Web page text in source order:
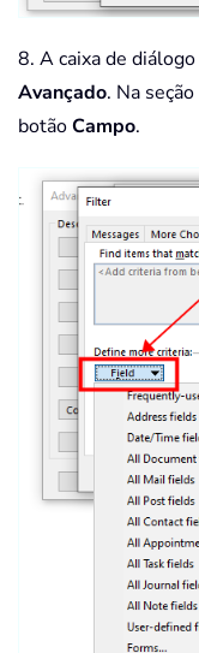
8. A caixa de diálogo
Avançado. Na seção
botãoCampo.